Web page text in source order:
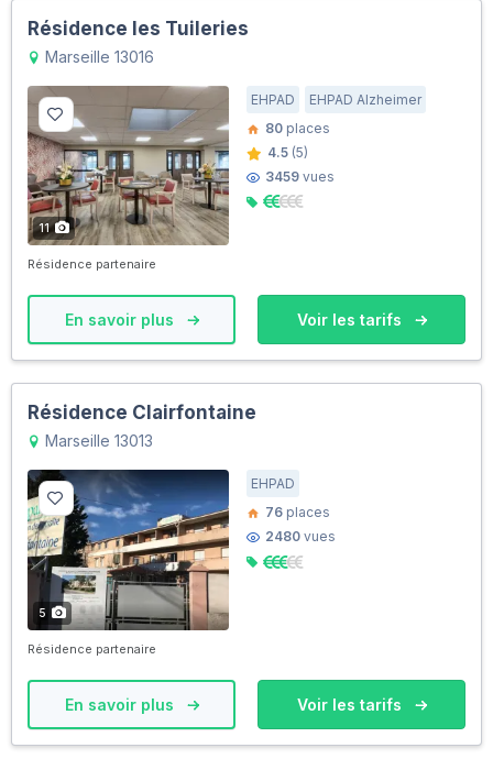
Résidence les Tuileries
Marseille 13016
11
EHPAD
EHPAD Alzheimer
80 places
4.5 (5)
3459 vues
Résidence partenaire
En savoir plus Voir les tarifs
Résidence Clairfontaine
Marseille 13013
5
EHPAD
76 places
2480 vues
Résidence partenaire
En savoir plus Voir les tarifs